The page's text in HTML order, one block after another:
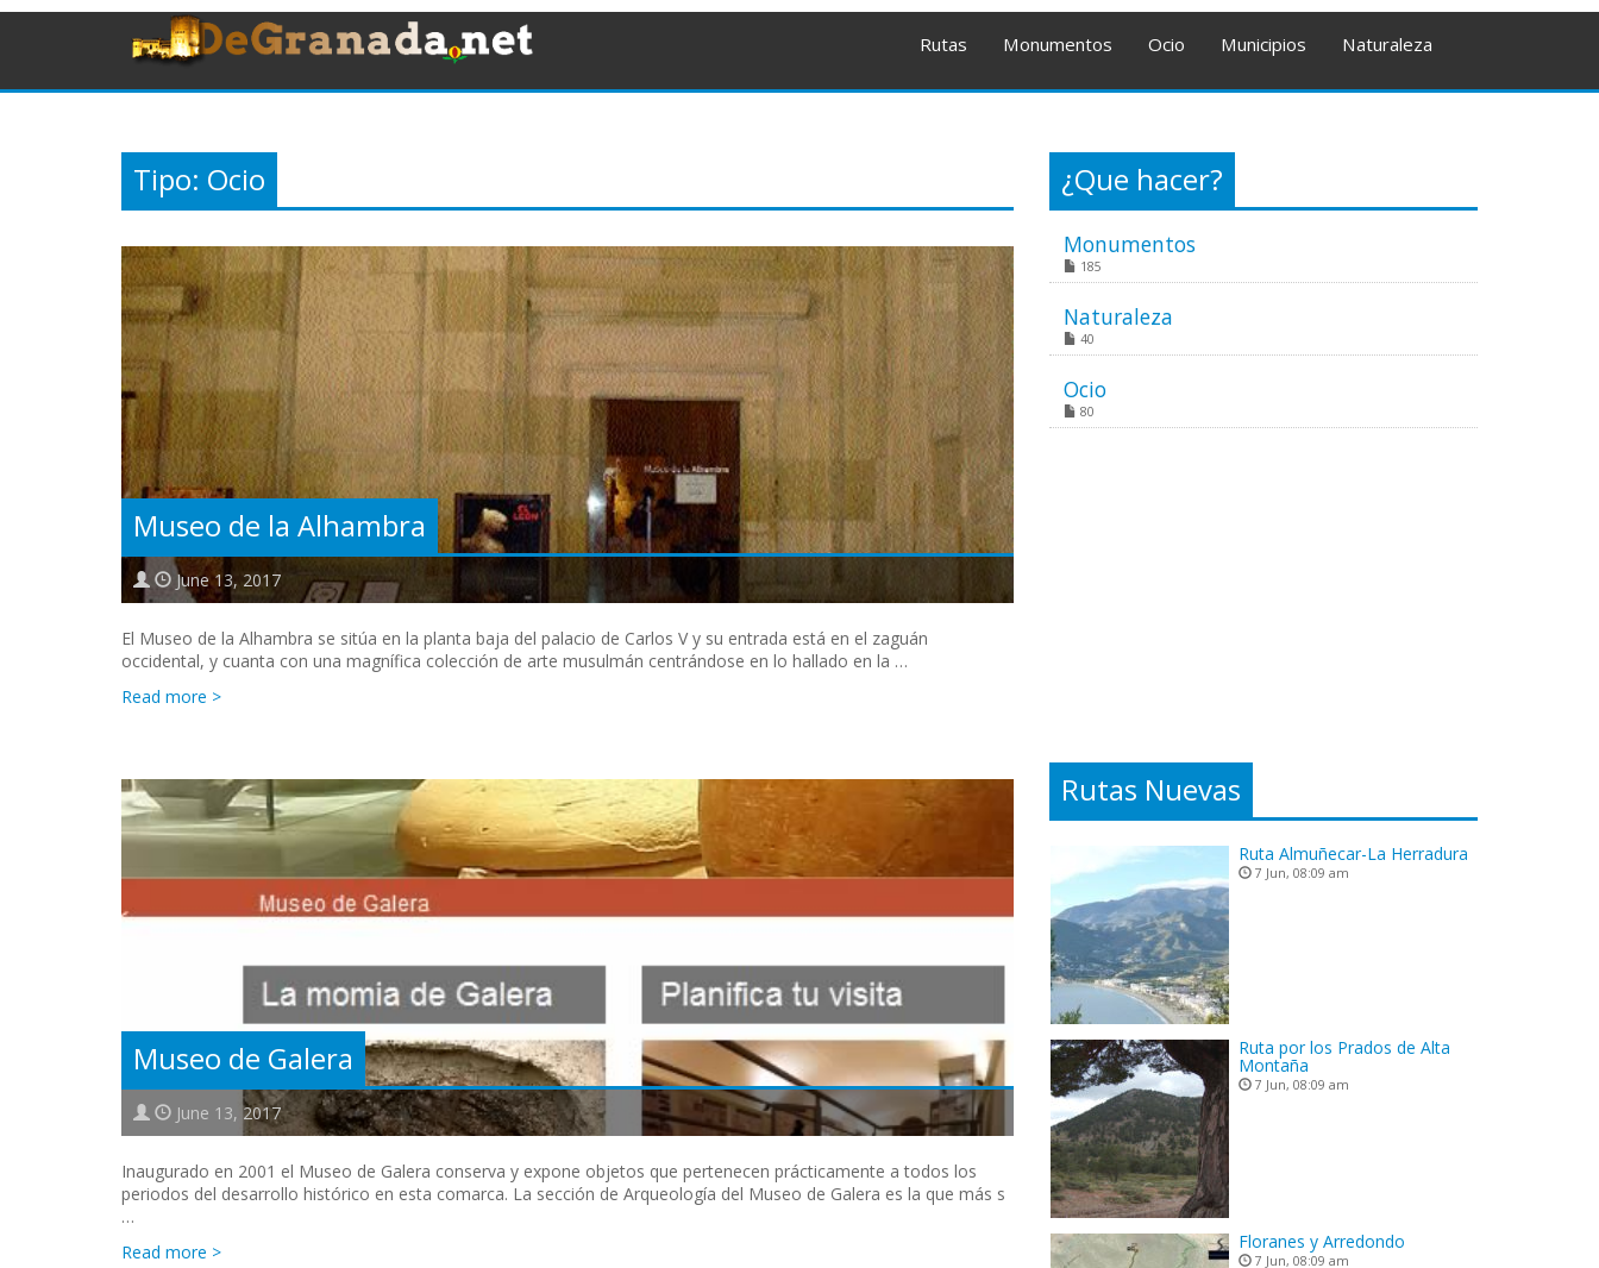
Rutas Monumentos Ocio Municipios Naturaleza
Tipo: Ocio
Museo de la Alhambra
June 13, 2017
El Museo de la Alhambra se sitúa en la planta baja del palacio de Carlos V y su entrada está en el zaguán
occidental, y cuanta con una magnífica colección de arte musulmán centrándose en lo hallado en la …
Read more >
Museo de Galera
June 13, 2017
Inaugurado en 2001 el Museo de Galera conserva y expone objetos que pertenecen prácticamente a todos los
periodos del desarrollo histórico en esta comarca. La sección de Arqueología del Museo de Galera es la que más s
…
Read more >
¿Que hacer?
Monumentos
185
Naturaleza
40
Ocio
80
Rutas Nuevas
Ruta Almuñecar-La Herradura
7 Jun, 08:09 am
Ruta por los Prados de Alta
Montaña
7 Jun, 08:09 am
Floranes y Arredondo
7 Jun, 08:09 am